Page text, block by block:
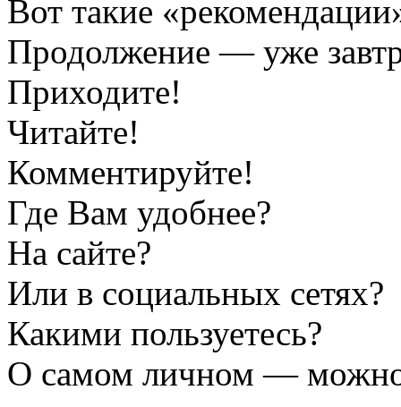
Вот такие
Продолжение — уже
Приходите!
Читайте!
Комментируйте!
Где Вам удобнее?
На сайте?
Или в социальных сетях?
Какими пользуетесь?
О самом личном — можно